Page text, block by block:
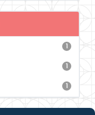
1
1
1